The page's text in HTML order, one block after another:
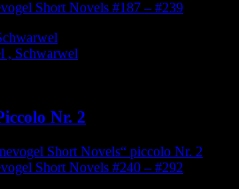
Short Novels #187 – #239
, Schwarwel
Nr. 2
Short Novels“ piccolo Nr. 2
Short Novels #240 – #292